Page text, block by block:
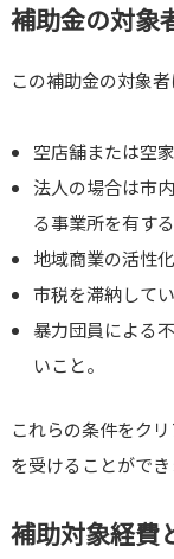
補助金の対象
この補助金の対象
空店舗または空
法人の場合は市
る事業所を有する
地域商業の活性
市税を滞納して
暴力団員による
いこと。
これらの条件をク
を受けることができ
補助対象経費